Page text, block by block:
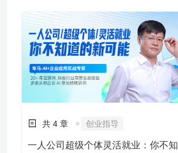
共 4 章 创业指导
一人公司超级个体灵活就业：你不知